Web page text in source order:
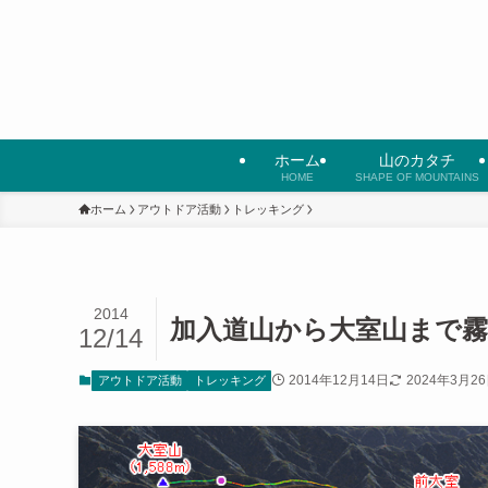
ホーム
HOME
山のカタチ
SHAPE OF MOUNTAINS
ホーム アウトドア活動 トレッキング
加入道山から大室山まで
2014
12/14
アウトドア活動 トレッキング 2014年12月14日 2024年3月26